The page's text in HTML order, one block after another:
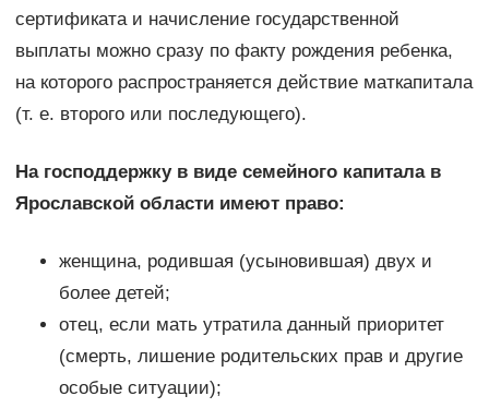
сертификата и начисление государственной
выплаты можно сразу по факту рождения ребенка,
на которого распространяется действие маткапитала
(т. е. второго или последующего).
На господдержку в виде семейного капитала в
Ярославской области имеют право:
женщина, родившая (усыновившая) двух и
более детей;
отец, если мать утратила данный приоритет
(смерть, лишение родительских прав и другие
особые ситуации);